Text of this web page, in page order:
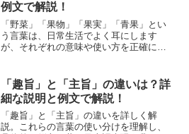
例文で解説！
「野菜」「果物」「果実」「青果」とい
う言葉は、日常生活でよく耳にします
が、それぞれの意味や使い方を正確に理
微妙な違いがあり、それを理解すること
で食材についての理解を深め...
「趣旨」と「主旨」の違いは？詳
細な説明と例文で解説！
「趣旨」と「主旨」の違いを詳しく解
説。これらの言葉の使い分けを理解し、